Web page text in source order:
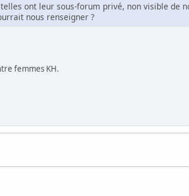
ont leur sous-forum privé, non visible de
nous renseigner ?
femmes KH.